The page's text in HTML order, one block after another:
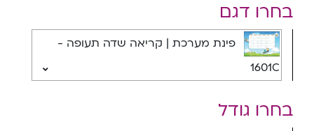
בחרו דגם
פינת מערכת | קריאה שדה תעופה -
1601C
בחרו גודל